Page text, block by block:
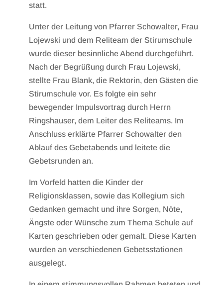
statt.
Unter der Leitung von Pfarrer Schowalter, Frau
Lojewski und dem Reliteam der Stirumschule
wurde dieser besinnliche Abend durchgeführt.
Nach der Begrüßung durch Frau Lojewski,
stellte Frau Blank, die Rektorin, den Gästen die
Stirumschule vor. Es folgte ein sehr
bewegender Impulsvortrag durch Herrn
Ringshauser, dem Leiter des Reliteams. Im
Anschluss erklärte Pfarrer Schowalter den
Ablauf des Gebetabends und leitete die
Gebetsrunden an.
Im Vorfeld hatten die Kinder der
Religionsklassen, sowie das Kollegium sich
Gedanken gemacht und ihre Sorgen, Nöte,
Ängste oder Wünsche zum Thema Schule auf
Karten geschrieben oder gemalt. Diese Karten
wurden an verschiedenen Gebetsstationen
ausgelegt.